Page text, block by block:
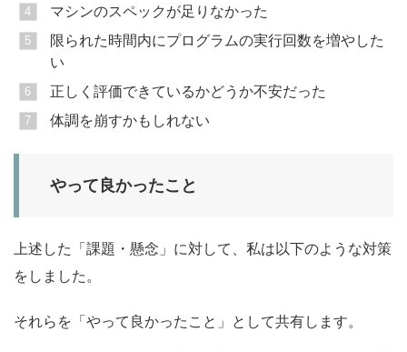
マシンのスペックが足りなかった
限られた時間内にプログラムの実行回数を増やした
い
正しく評価できているかどうか不安だった
体調を崩すかもしれない
やって良かったこと
上述した「課題・懸念」に対して、私は以下のような対策
をしました。
それらを「やって良かったこと」として共有します。